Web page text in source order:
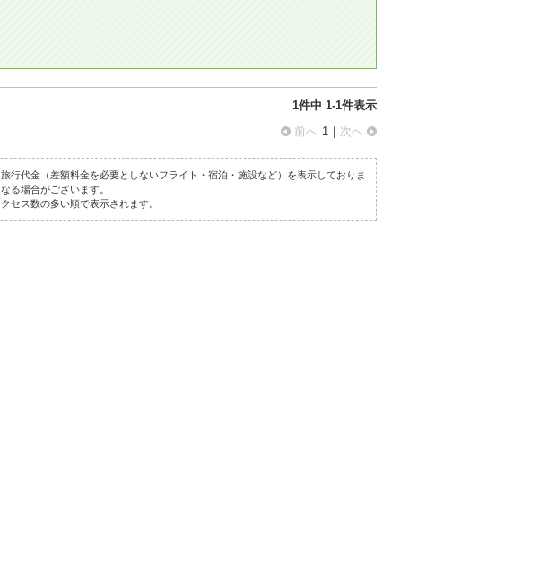
1件中 1-1件表示
前へ 1｜ 次へ
行代金（差額料金を必要としないフライト・宿泊・施設など）を表示しておりま
る場合がございます。
セス数の多い順で表示されます。